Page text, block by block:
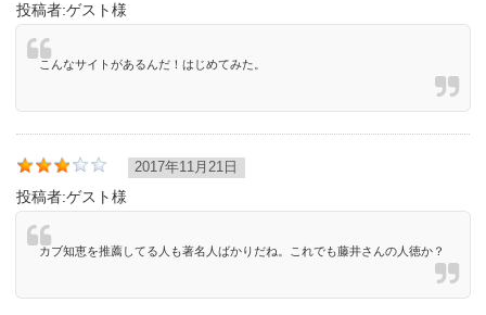
投稿者:ゲスト様
こんなサイトがあるんだ！はじめてみた。
2017年11月21日
投稿者:ゲスト様
カブ知恵を推薦してる人も著名人ばかりだね。これでも藤井さんの人徳か？